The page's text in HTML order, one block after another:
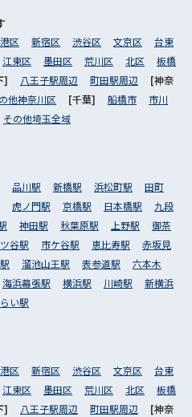
港区 新宿区 渋谷区 文京区
台東
江東区 墨田区 荒川区 北区
板橋
] 八王子駅周辺 町田駅周辺
[神奈
他神奈川区 [千葉] 船橋市
市川
その他埼玉全域
品川駅 新橋駅 浜松町駅
田町
虎ノ門駅 京橋駅 日本橋駅
九段
神田駅 秋葉原駅 上野駅
御茶
谷駅 市ケ谷駅 恵比寿駅
赤坂見
溜池山王駅 表参道駅
六本木
海浜幕張駅 横浜駅 川崎駅
新横浜
い駅
港区 新宿区 渋谷区 文京区
台東
江東区 墨田区 荒川区 北区
板橋
] 八王子駅周辺 町田駅周辺 [神奈